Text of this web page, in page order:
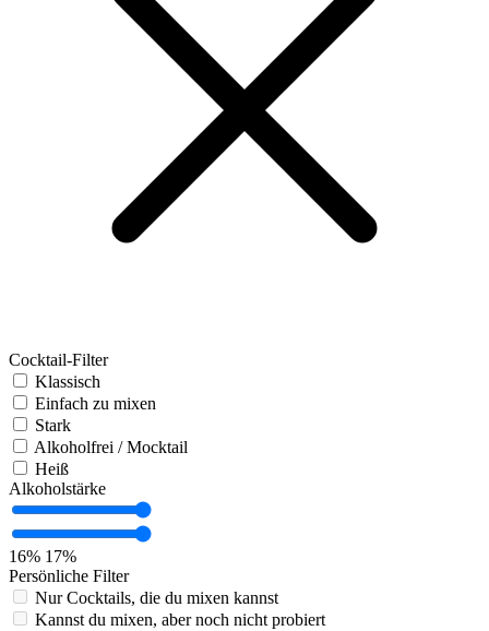
Cocktail-Filter
Klassisch
Einfach zu mixen
Stark
Alkoholfrei / Mocktail
Heiß
Alkoholstärke
16% 17%
Persönliche Filter
Nur Cocktails, die du mixen kannst
Kannst du mixen, aber noch nicht probiert